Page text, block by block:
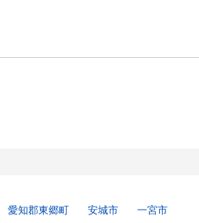
愛知郡東郷町 安城市 一宮市